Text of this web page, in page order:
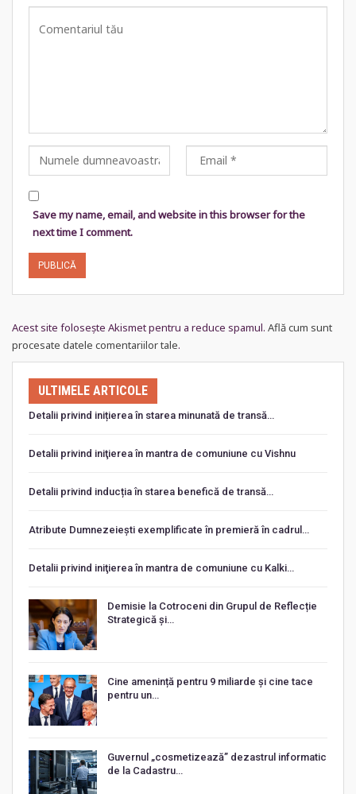
Save my name, email, and website in this browser for the
next time I comment.
Acest site folosește Akismet pentru a reduce spamul. Află cum sunt
procesate datele comentariilor tale.
ULTIMELE ARTICOLE
Detalii privind inițierea în starea minunată de transă…
Detalii privind iniţierea în mantra de comuniune cu Vishnu
Detalii privind inducția în starea benefică de transă…
Atribute Dumnezeiești exemplificate în premieră în cadrul…
Detalii privind iniţierea în mantra de comuniune cu Kalki…
Demisie la Cotroceni din Grupul de Reflecție
Strategică și…
Cine amenință pentru 9 miliarde și cine tace
pentru un…
Guvernul „cosmetizează” dezastrul informatic
de la Cadastru…